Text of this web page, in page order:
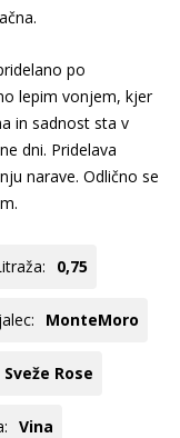
po
lepim vonjem, kjer
in sadnost sta v
dni. Pridelava
narave. Odlično se
0,75
MonteMoro
Sveže Rose
Vina